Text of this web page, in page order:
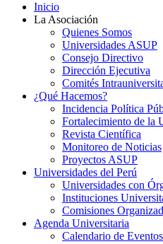
Inicio
La Asociación
Quienes Somos
Universidades ASUP
Consejo Directivo
Dirección Ejecutiva
Comités
¿Qué Hacemos?
Incidencia Política
Fortalecimiento de la
Revista Científica
Monitoreo de Noticias
Proyectos ASUP
Universidades del Perú
Universidades con
Instituciones
Comisiones
Agenda Universitaria
Calendario de Eventos